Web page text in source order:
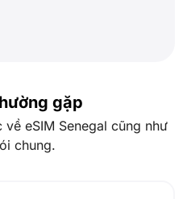
gặp
eSIM Senegal cũng như
chung.